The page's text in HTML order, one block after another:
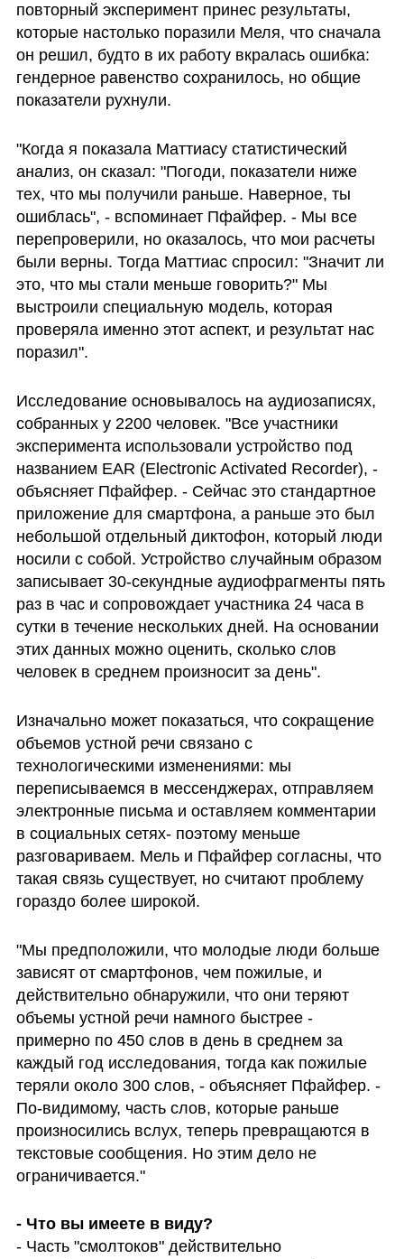
повторный эксперимент принес результаты,
которые настолько поразили Меля, что сначала
он решил, будто в их работу вкралась ошибка:
гендерное равенство сохранилось, но общие
показатели рухнули.
"Когда я показала Маттиасу статистический
анализ, он сказал: "Погоди, показатели ниже
тех, что мы получили раньше. Наверное, ты
ошиблась", - вспоминает Пфайфер. - Мы все
перепроверили, но оказалось, что мои расчеты
были верны. Тогда Маттиас спросил: "Значит ли
это, что мы стали меньше говорить?" Мы
выстроили специальную модель, которая
проверяла именно этот аспект, и результат нас
поразил".
Исследование основывалось на аудиозаписях,
собранных у 2200 человек. "Все участники
эксперимента использовали устройство под
названием EAR (Electronic Activated Recorder), -
объясняет Пфайфер. - Сейчас это стандартное
приложение для смартфона, а раньше это был
небольшой отдельный диктофон, который люди
носили с собой. Устройство случайным образом
записывает 30-секундные аудиофрагменты пять
раз в час и сопровождает участника 24 часа в
сутки в течение нескольких дней. На основании
этих данных можно оценить, сколько слов
человек в среднем произносит за день".
Изначально может показаться, что сокращение
объемов устной речи связано с
технологическими изменениями: мы
переписываемся в мессенджерах, отправляем
электронные письма и оставляем комментарии
в социальных сетях- поэтому меньше
разговариваем. Мель и Пфайфер согласны, что
такая связь существует, но считают проблему
гораздо более широкой.
"Мы предположили, что молодые люди больше
зависят от смартфонов, чем пожилые, и
действительно обнаружили, что они теряют
объемы устной речи намного быстрее -
примерно по 450 слов в день в среднем за
каждый год исследования, тогда как пожилые
теряли около 300 слов, - объясняет Пфайфер. -
По-видимому, часть слов, которые раньше
произносились вслух, теперь превращаются в
текстовые сообщения. Но этим дело не
ограничивается."
- Часть "смолтоков" действительно